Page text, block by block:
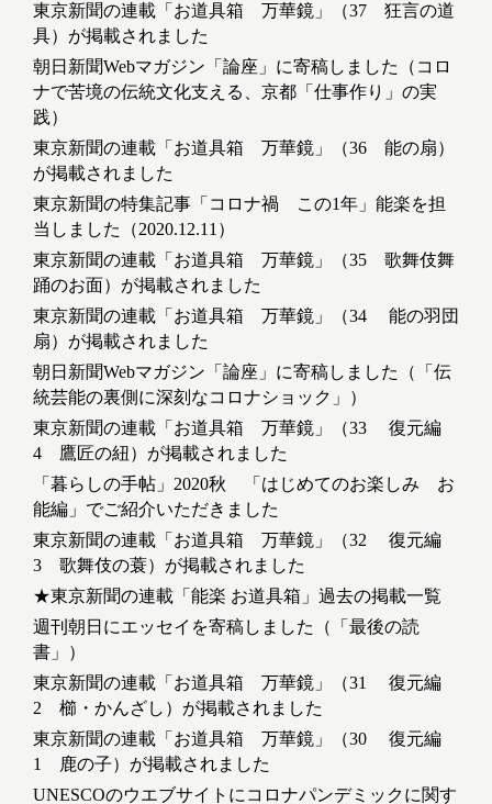
東京新聞の連載「お道具箱 万華鏡」（37 狂言の道
具）が掲載されました
朝日新聞Webマガジン「論座」に寄稿しました（コロ
ナで苦境の伝統文化支える、京都「仕事作り」の実
践）
東京新聞の連載「お道具箱 万華鏡」（36 能の扇）
が掲載されました
東京新聞の特集記事「コロナ禍 この1年」能楽を担
当しました（2020.12.11）
東京新聞の連載「お道具箱 万華鏡」（35 歌舞伎舞
踊のお面）が掲載されました
東京新聞の連載「お道具箱 万華鏡」（34 能の羽団
扇）が掲載されました
朝日新聞Webマガジン「論座」に寄稿しました（「伝
統芸能の裏側に深刻なコロナショック」）
東京新聞の連載「お道具箱 万華鏡」（33 復元編
4 鷹匠の紐）が掲載されました
「暮らしの手帖」2020秋 「はじめてのお楽しみ お
能編」でご紹介いただきました
東京新聞の連載「お道具箱 万華鏡」（32 復元編
3 歌舞伎の蓑）が掲載されました
★東京新聞の連載「能楽 お道具箱」過去の掲載一覧
週刊朝日にエッセイを寄稿しました（「最後の読
書」）
東京新聞の連載「お道具箱 万華鏡」（31 復元編
2 櫛・かんざし）が掲載されました
東京新聞の連載「お道具箱 万華鏡」（30 復元編
1 鹿の子）が掲載されました
UNESCOのウエブサイトにコロナパンデミックに関す